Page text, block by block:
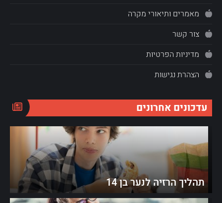
מאמרים ותיאורי מקרה
צור קשר
מדיניות הפרטיות
הצהרת נגישות
עדכונים אחרונים
תהליך הרזיה לנער בן 14